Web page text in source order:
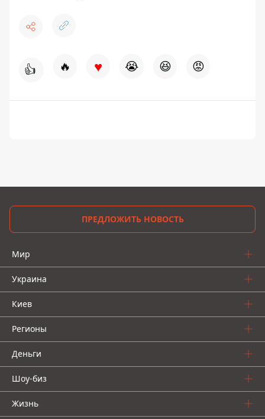
👍 🔥 ♥ 😭 😆 😡
ПРЕДЛОЖИТЬ НОВОСТЬ
Мир
Украина
Киев
Регионы
Деньги
Шоу-биз
Жизнь